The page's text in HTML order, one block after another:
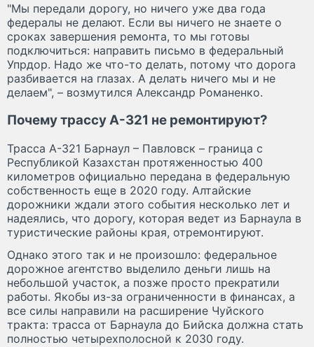
"Мы передали дорогу, но ничего уже два года
федералы не делают. Если вы ничего не знаете о
сроках завершения ремонта, то мы готовы
подключиться: направить письмо в федеральный
Упрдор. Надо же что-то делать, потому что дорога
разбивается на глазах. А делать ничего мы и не
делаем", – возмутился Александр Романенко.
Почему трассу А-321 не ремонтируют?
Трасса А-321 Барнаул – Павловск – граница с
Республикой Казахстан протяженностью 400
километров официально передана в федеральную
собственность еще в 2020 году. Алтайские
дорожники ждали этого события несколько лет и
надеялись, что дорогу, которая ведет из Барнаула в
туристические районы края, отремонтируют.
Однако этого так и не произошло: федеральное
дорожное агентство выделило деньги лишь на
небольшой участок, а позже просто прекратили
работы. Якобы из-за ограниченности в финансах, а
все силы направили на расширение Чуйского
тракта: трасса от Барнаула до Бийска должна стать
полностью четырехполосной к 2030 году.